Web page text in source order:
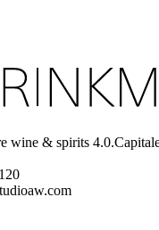
wine & spirits